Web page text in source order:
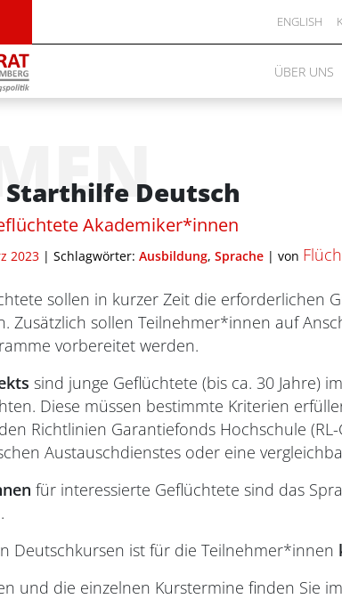
ENGLISH
ÜBER UNS
Deutsch
Akademiker*innen
2023 | Schlagwörter: Ausbildung, Sprache | von
sollen in kurzer Zeit die erforderlichen
Zusätzlich sollen Teilnehmer*innen auf
vorbereitet werden.
sind junge Geflüchtete (bis ca. 30 Jahre)
Diese müssen bestimmte Kriterien
Richtlinien Garantiefonds Hochschule
Austauschdienstes oder eine
für interessierte Geflüchtete sind das
Deutschkursen ist für die Teilnehmer*innen
und die einzelnen Kurstermine finden Sie im